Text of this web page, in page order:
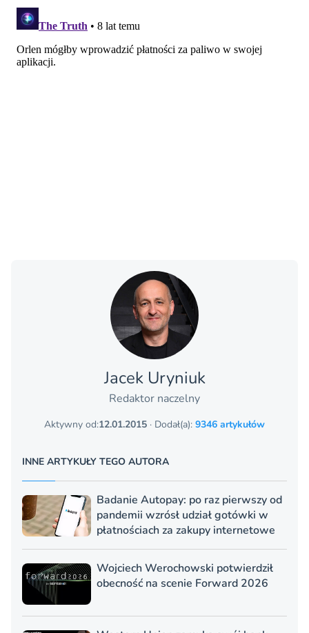
Jacek Uryniuk
Redaktor naczelny
Aktywny od:12.01.2015 · Dodał(a): 9346 artykułów
INNE ARTYKUŁY TEGO AUTORA
Badanie Autopay: po raz pierwszy od
pandemii wzrósł udział gotówki w
płatnościach za zakupy internetowe
Wojciech Werochowski potwierdził
obecność na scenie Forward 2026